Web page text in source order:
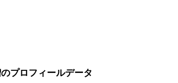
プロフィールデータ